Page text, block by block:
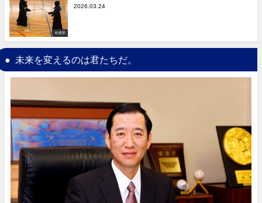
剣道部
2026.03.24
未来を変えるのは君たちだ。